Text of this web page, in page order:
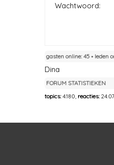
Wachtwoord:
gasten online: 45 ▪︎ leden
Dina
FORUM STATISTIEKEN
topics: 4.180, reacties: